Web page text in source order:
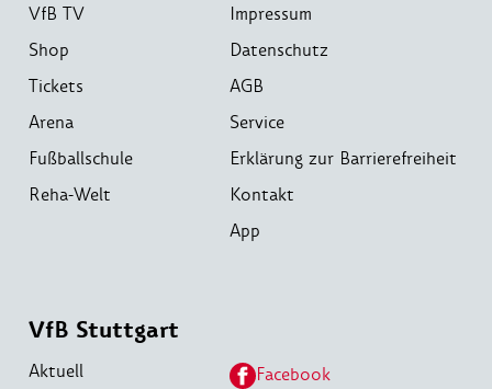
VfB TV
Shop
Tickets
Arena
Fußballschule
Reha-Welt
Impressum
Datenschutz
AGB
Service
Erklärung zur Barrierefreiheit
Kontakt
App
VfB Stuttgart
Aktuell Facebook